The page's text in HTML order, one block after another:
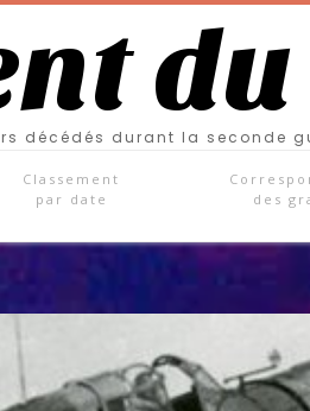
décédés durant la seconde
Classement
par date
des